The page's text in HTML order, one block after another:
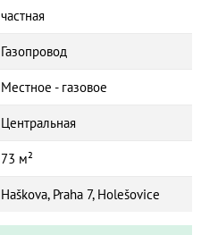
частная
Газопровод
Местное - газовое
Центральная
73 м²
Haškova, Praha 7, Holešovice